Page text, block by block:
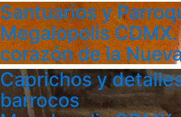
Santuarios y
Megalopolis CDMX.
corazón de la
Caprichos y
barrocos